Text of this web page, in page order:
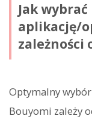
Jak
aplikację/
zależności
Optymalny
Bouyomi zależy